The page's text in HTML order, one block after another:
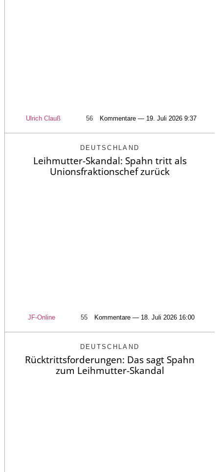
Ulrich Clauß 56 Kommentare — 19. Juli 2026 9:37
DEUTSCHLAND
Leihmutter-Skandal: Spahn tritt als
Unionsfraktionschef zurück
JF-Online 55 Kommentare — 18. Juli 2026 16:00
DEUTSCHLAND
Rücktrittsforderungen: Das sagt Spahn
zum Leihmutter-Skandal